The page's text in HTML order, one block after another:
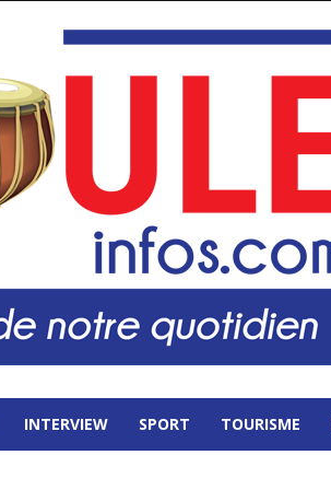
INTERVIEW SPORT TOURISME